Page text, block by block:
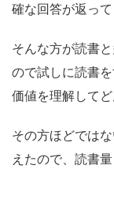
確な回答が返って
そんな方が読書
ので試しに読書
価値を理解して
その方ほどでは
えたので、読書